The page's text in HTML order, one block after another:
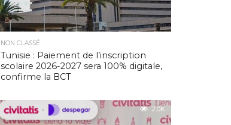
NON CLASSÉ
Tunisie : Paiement de l’inscription
scolaire 2026-2027 sera 100% digitale,
confirme la BCT
2.0K